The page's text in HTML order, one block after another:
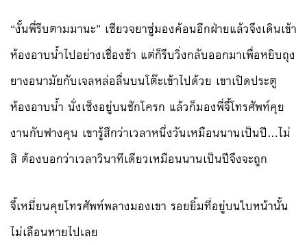
“งั้นพี่รีบตามมานะ” เซียวจยาซู่มองค้อนอีกฝ่ายแล้วจึงเดินเข้า
ห้องอาบน้ำไปอย่างเชื่องช้า แต่ก็รีบวิ่งกลับออกมาเพื่อหยิบถุง
ยางอนามัยกับเจลหล่อลื่นบนโต๊ะเข้าไปด้วย เขาเปิดประตู
ห้องอาบน้ำ นั่งเซ็งอยู่บนชักโครก แล้วก็มองพี่จี้โทรศัพท์คุย
งานกับฟางคุน เขารู้สึกว่าเวลาหนึ่งวันเหมือนนานเป็นปี…ไม่
สิ ต้องบอกว่าเวลาวินาทีเดียวเหมือนนานเป็นปีจึงจะถูก
จี้เหมี่ยนคุยโทรศัพท์พลางมองเขา รอยยิ้มที่อยู่บนใบหน้านั้น
ไม่เลือนหายไปเลย